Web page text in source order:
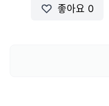
좋아요 0